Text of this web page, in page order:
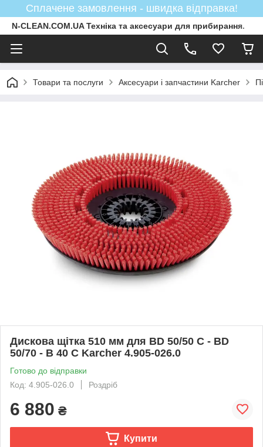
Сплачене замовлення - швидка відправка!
N-CLEAN.COM.UA Техніка та аксесуари для прибирання.
Товари та послуги Аксесуари і запчастини Karcher
Дискова щітка 510 мм для BD 50/50 C - BD
50/70 - B 40 C Karcher 4.905-026.0
Готово до відправки
Код: 4.905-026.0
Роздріб
6 880 ₴
Купити